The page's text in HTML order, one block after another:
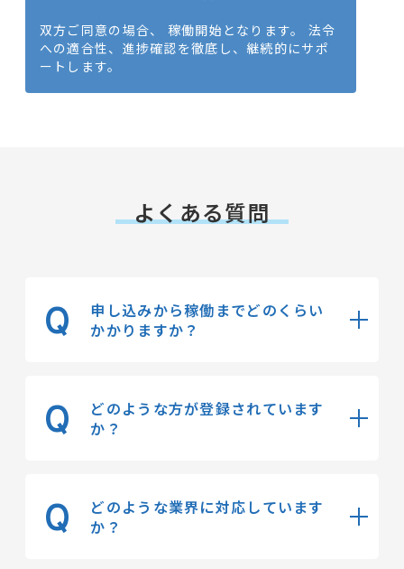
双方ご同意の場合、 稼働開始となります。 法令
への適合性、進捗確認を徹底し、継続的にサポ
ートします。
よくある質問
Q
申し込みから稼働までどのくらい
かかりますか？
A
す。
Q
どのような方が登録されています
か？
A
どの現役のCxO、大学教授など、幅広
く登録がございます。
Q
どのような業界に対応しています
か？